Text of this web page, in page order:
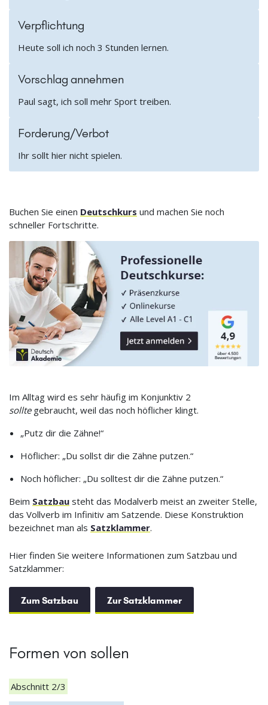
Verpflichtung
Heute soll ich noch 3 Stunden lernen.
Vorschlag annehmen
Paul sagt, ich soll mehr Sport treiben.
Forderung/Verbot
Ihr sollt hier nicht spielen.
Buchen Sie einen Deutschkurs und machen Sie noch
schneller Fortschritte.
Im Alltag wird es sehr häufig im Konjunktiv 2
solltegebraucht, weil das noch höflicher klingt.
„Putz dir die Zähne!“
Höflicher: „Du sollst dir die Zähne putzen.“
Noch höflicher: „Du solltest dir die Zähne putzen.“
Beim Satzbau steht das Modalverb meist an zweiter Stelle,
das Vollverb im Infinitiv am Satzende. Diese Konstruktion
bezeichnet man als Satzklammer.
Hier finden Sie weitere Informationen zum Satzbau und
Satzklammer:
Zum Satzbau Zur Satzklammer
Formen von sollen
Abschnitt 2/3